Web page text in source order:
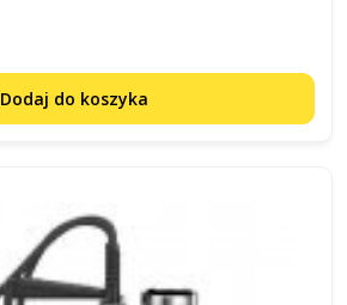
Dodaj do koszyka